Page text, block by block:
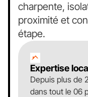
charpente,
proximité et
étape.
Expertise
Depuis plus de
dans tout le 06